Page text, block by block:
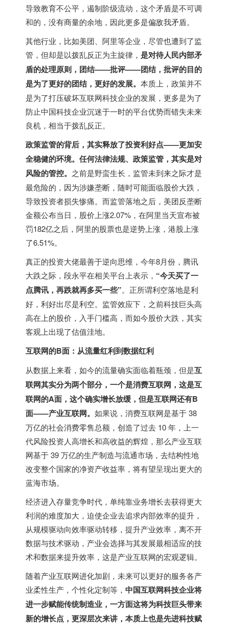
导致教育不公平，遏制阶级流动，这个矛盾是不可调
和的，没有商量的余地，因此更多是偏敌我矛盾。
其他行业，比如美团、阿里等企业，尽管也遭到了监
管，但却是以拨乱反正为主旋律， 是对待人民内部矛
盾的处理原则，团结——批评——团结，批评的目的
是为了更好的团结，更好的发展。 本质上，政策并不
是为了打压破坏互联网科技企业的发展，更多是为了
防止中国科技企业沉迷于一时的平台优势而错失未来
良机，相当于拨乱反正。
政策监管的背后，其实释放了投资利好点——更加安
全稳健的环境。任何法律法规、政策监管，其实是对
风险的管控。 之前是野蛮生长，监管未到来之际才是
最危险的，因为涉嫌垄断，随时可能面临股价大跌，
导致投资者损失惨痛。而监管落地之后，美团反垄断
金额公布当日，股价上涨2.07%，在阿里当天宣布被
罚182亿之后，阿里的股票也是逆势上涨，港股上涨
了6.51%。
真正的投资大佬最善于逆向思维，今年8月份，腾讯
大跌之际，段永平在相关平台上表示， “今天买了一
点腾讯，再跌就再多买一些”。正所谓利空落地是利
好，利好出尽是利空。监管效应下，之前科技巨头高
高在上的股价，入手门槛高，而如今股价大跌，其实
客观上出现了估值洼地。
互联网的B面：从流量红利到数据红利
从数据上来看，如今的流量确实面临着瓶颈，但是互
联网其实分为两个部分，一个是消费互联网，这是互
联网的A面，这个确实增长放缓，但是互联网还有B
面——产业互联网。 如果说，消费互联网是基于 38
万亿的社会消费零售总额，创造了过去 10 年，上一
代风险投资人高增长和高收益的辉煌，那么产业互联
网基于 39 万亿的生产制造与流通市场，去结构性地
改变整个国家的净资产收益率，将有望呈现出更大的
蓝海市场。
经济进入存量竞争时代，单纯靠业务增长去获得更大
利润的难度加大，迫使企业去追求内部效率的提升，
从规模驱动向效率驱动转移，提升产业效率，离不开
数据与技术驱动，产业会选择与其发展最相适应的技
术和数据来提升效率，这是产业互联网的宏观逻辑。
随着产业互联网进化加剧，未来可以更好的服务各产
业柔性生产，个性化定制等， 中国互联网科技企业将
进一步赋能传统制造业，一方面这将为科技巨头带来
新的增长点，更深层次来讲，本质上也是先进科技赋